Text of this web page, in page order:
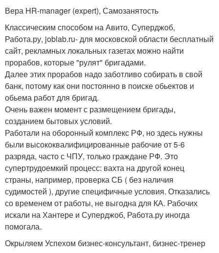
Вера HR-manager (expert), Самозанятость
Классическим способом на Авито, Суперджоб,
Работа.ру, joblab.ru- для московской области бесплатный
сайт, рекламных локальных газетах можно найти
прорабов, которые "рулят" бригадами.
Далее этих прорабов надо заботливо собирать в свой
банк, потому как они постоянно в поиске обьектов и
обьема работ для бригад.
Очень важен момент с размещением бригады,
созданием бытовых условий.
Работали на оборонный комплекс РФ, но здесь нужны
были высококвалифицированные рабочие от 5-6
разряда, часто с ЧПУ, только граждане РФ. Это
супертрудоемкий процесс: вахта на другой конец
страны, например, проверка СБ ( без наличия
судимостей ), другие специфичные условия. Отказались
со временем от работы, не выгодна для КА. Рабочих
искали на Хантере и Суперджоб, Работа.ру иногда
помогала.
Окрыляем Успехом бизнес-консультант, бизнес-тренер